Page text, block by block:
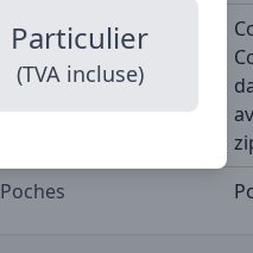
Particulier
(TVA incluse)
Détails
Poches